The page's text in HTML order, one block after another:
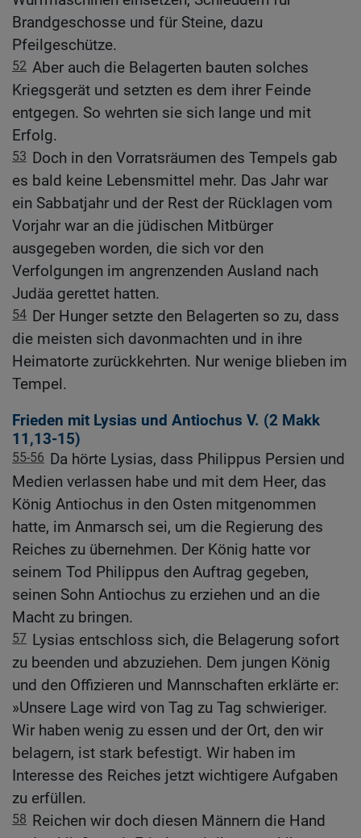
Brandgeschosse und für Steine, dazu
Pfeilgeschütze.
52 Aber auch die Belagerten bauten solches
Kriegsgerät und setzten es dem ihrer Feinde
entgegen. So wehrten sie sich lange und mit
Erfolg.
53 Doch in den Vorratsräumen des Tempels gab
es bald keine Lebensmittel mehr. Das Jahr war
ein Sabbatjahr und der Rest der Rücklagen vom
Vorjahr war an die jüdischen Mitbürger
ausgegeben worden, die sich vor den
Verfolgungen im angrenzenden Ausland nach
Judäa gerettet hatten.
54 Der Hunger setzte den Belagerten so zu, dass
die meisten sich davonmachten und in ihre
Heimatorte zurückkehrten. Nur wenige blieben im
Tempel.
Frieden mit Lysias und Antiochus V. (2 Makk
11,13-15)
55-56 Da hörte Lysias, dass Philippus Persien und
Medien verlassen habe und mit dem Heer, das
König Antiochus in den Osten mitgenommen
hatte, im Anmarsch sei, um die Regierung des
Reiches zu übernehmen. Der König hatte vor
seinem Tod Philippus den Auftrag gegeben,
seinen Sohn Antiochus zu erziehen und an die
Macht zu bringen.
57 Lysias entschloss sich, die Belagerung sofort
zu beenden und abzuziehen. Dem jungen König
und den Offizieren und Mannschaften erklärte er:
»Unsere Lage wird von Tag zu Tag schwieriger.
Wir haben wenig zu essen und der Ort, den wir
belagern, ist stark befestigt. Wir haben im
Interesse des Reiches jetzt wichtigere Aufgaben
zu erfüllen.
58 Reichen wir doch diesen Männern die Hand